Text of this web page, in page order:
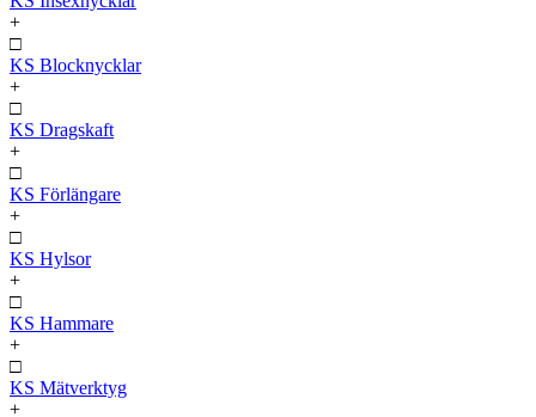
+
□
KS Blocknycklar
+
□
KS Dragskaft
+
□
KS Förlängare
+
□
KS Hylsor
+
□
KS Hammare
+
□
KS Mätverktyg
+